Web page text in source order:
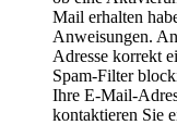
Mail erhalten
Anweisungen.
Adresse korrekt
Spam-Filter
Ihre E-Mail-
kontaktieren Sie